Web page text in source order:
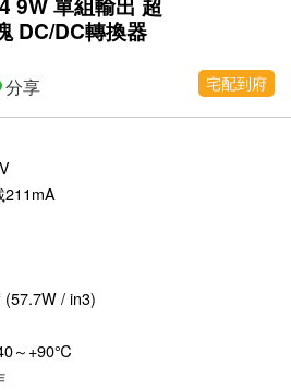
DC/DC轉換器
宅配到府
分享
211mA
(57.7W / in3)
～+90℃